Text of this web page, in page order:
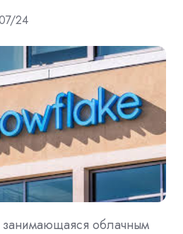
24
занимающаяся облачным